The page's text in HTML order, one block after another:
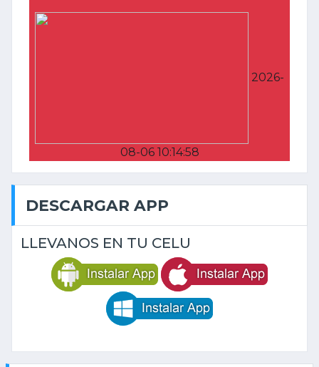
2026-
08-06 10:14:58
DESCARGAR APP
LLEVANOS EN TU CELU